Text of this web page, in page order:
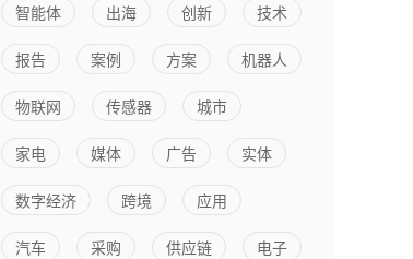
智能体 出海 创新 技术
报告 案例 方案 机器人
物联网 传感器 城市
家电 媒体 广告 实体
数字经济 跨境 应用
汽车 采购 供应链 电子